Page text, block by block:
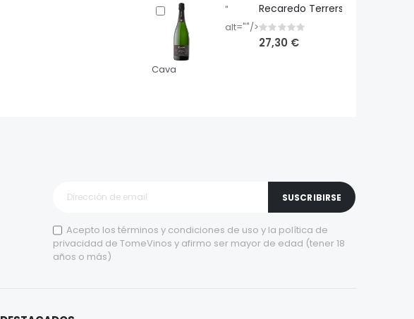
Cava
"
alt=""/>
Recaredo Terrers
Rating:
0%
27,30 €
SUSCRIBIRSE
Acepto los términos y condiciones de uso y la política de
privacidad de TomeVinos y afirmo ser mayor de edad (tener 18
años o más)